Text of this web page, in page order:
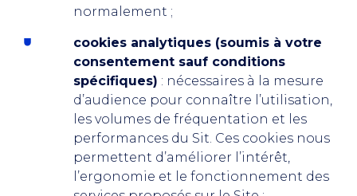
normalement ;
cookies analytiques (soumis à votre
consentement sauf conditions
spécifiques) : nécessaires à la mesure
d’audience pour connaître l’utilisation,
les volumes de fréquentation et les
performances du Sit. Ces cookies nous
permettent d’améliorer l’intérêt,
l’ergonomie et le fonctionnement des